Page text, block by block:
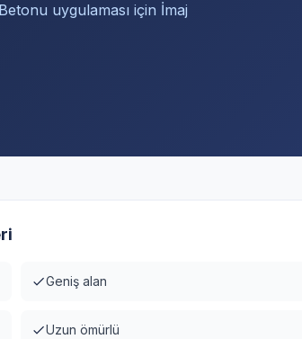
uygulaması için İmaj
Geniş alan
Uzun ömürlü